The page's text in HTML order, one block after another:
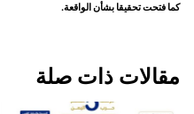
كما فتحت تحقيقا بشأن الواقعة.
مقالات ذات صلة